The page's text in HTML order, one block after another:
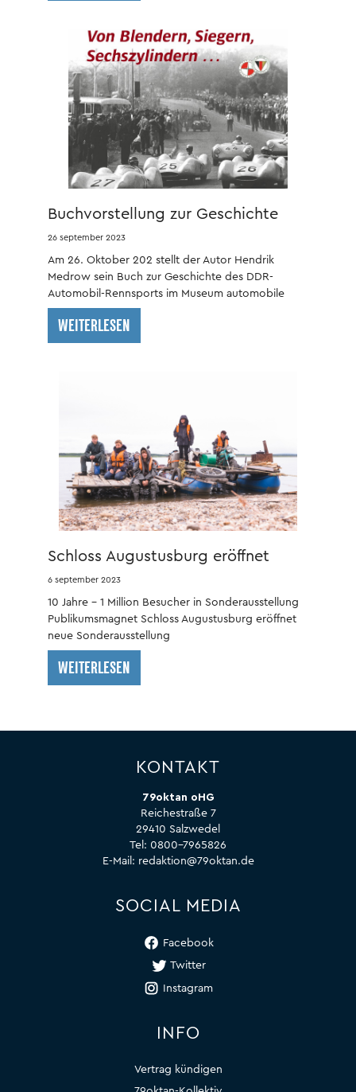
Buchvorstellung zur Geschichte
des DDR-Automobil-Rennsports
26 september 2023
Am 26. Oktober 202 stellt der Autor Hendrik
Medrow sein Buch zur Geschichte des DDR-
Automobil-Rennsports im Museum automobile
welt eisenach vor.
WEITERLESEN
Schloss Augustusburg eröffnet
neue Sonderausstellung
6 september 2023
10 Jahre – 1 Million Besucher in Sonderausstellung
Publikumsmagnet Schloss Augustusburg eröffnet
neue Sonderausstellung
WEITERLESEN
KONTAKT
79oktan oHG
Reichestraße 7
29410 Salzwedel
Tel: 0800-7965826
E-Mail: redaktion@79oktan.de
SOCIAL MEDIA
Facebook
Twitter
Instagram
INFO
Vertrag kündigen